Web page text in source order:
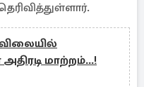
மாற்றம்...!